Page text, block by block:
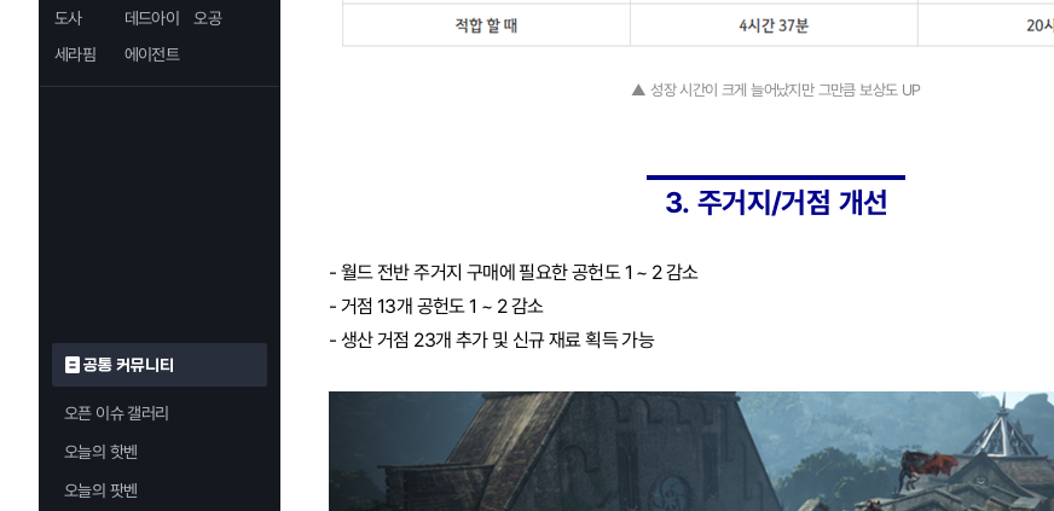
도사
데드아이
오공
세라핌
에이전트
공통 커뮤니티
오픈 이슈 갤러리
오늘의 핫벤
오늘의 팟벤
▲ 성장 시간이 크게 늘어났지만 그만큼 보상도 UP
3. 주거지/거점 개선
- 월드 전반 주거지 구매에 필요한 공헌도 1 ~ 2 감소
- 거점 13개 공헌도 1 ~ 2 감소
- 생산 거점 23개 추가 및 신규 재료 획득 가능